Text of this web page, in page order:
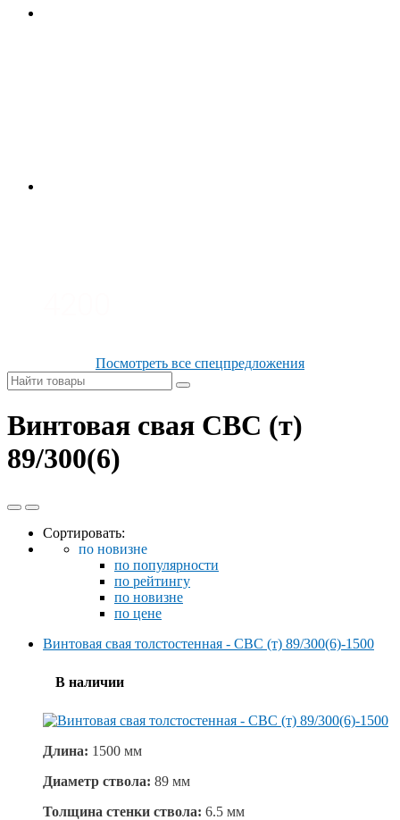
Посмотреть все спецпредложения
Винтовая свая СВС (т)
89/300(6)
Сортировать:
по новизне
по популярности
по рейтингу
по новизне
по цене
Винтовая свая толстостенная - СВС (т) 89/300(6)-1500
В наличии
Длина: 1500 мм
Диаметр ствола: 89 мм
Толщина стенки ствола: 6.5 мм